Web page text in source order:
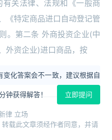
关法律、法规和《一般商
《特定商品进口自动登记管
。第二条 外商投资企业(中
外资企业)进口商品，按
化答案会不一致，建议根据自
钟获得解答！ 立即提问
律 立场
转载此文章须经作者同意，并请